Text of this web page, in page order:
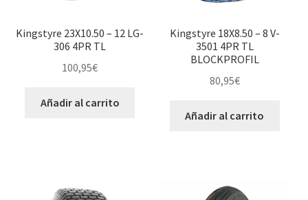
Kingstyre 23X10.50 – 12 LG-
306 4PR TL
100,95€
Añadir al carrito
Kingstyre 18X8.50 – 8 V-
3501 4PR TL
BLOCKPROFIL
80,95€
Añadir al carrito